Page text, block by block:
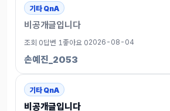
기타 QnA
비공개글입니다
조회 0답변 1 좋아요 02026-08-04
손예진_2053
기타 QnA
비공개글입니다